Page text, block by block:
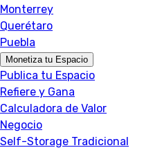
Monterrey
Querétaro
Puebla
Monetiza tu Espacio
Publica tu Espacio
Refiere y Gana
Calculadora de Valor
Negocio
Self-Storage Tradicional